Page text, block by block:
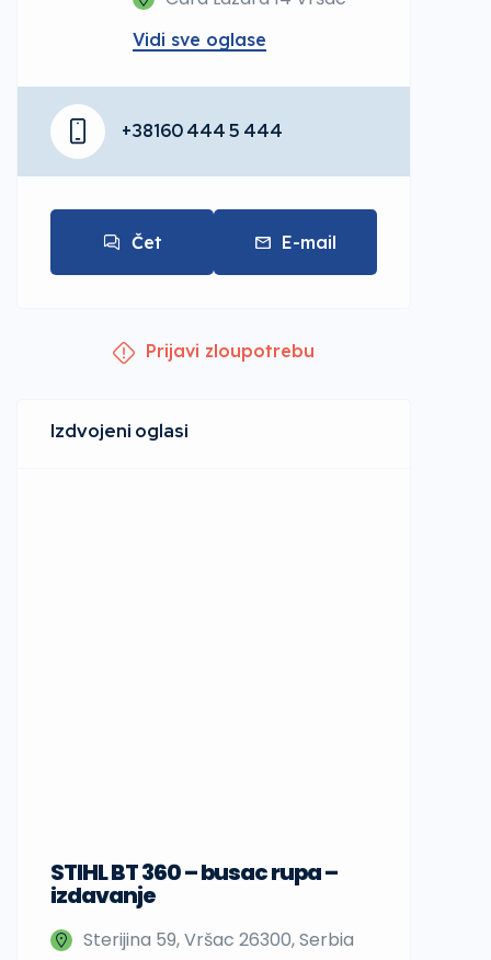
Vidi sve oglase
+38160 444 5 444
Čet E-mail
Prijavi zloupotrebu
STIHL BT 360 – busac rupa –
izdavanje
Sterijina 59, Vršac 26300, Serbia